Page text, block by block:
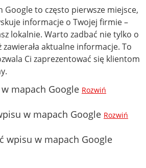
Google to często pierwsze miejsce,
informacje o Twojej firmie –
lokalnie. Warto zadbać nie tylko o
zawierała aktualne informacje. To
Ci zaprezentować się klientom
mapach Google Rozwiń
w mapach Google Rozwiń
wpisu w mapach Google